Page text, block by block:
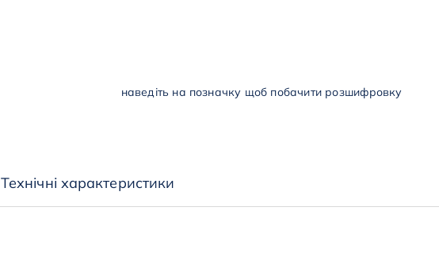
наведіть на позначку щоб побачити розшифровку
Технічні характеристики